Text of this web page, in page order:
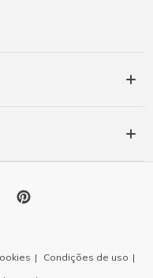
Condições de uso